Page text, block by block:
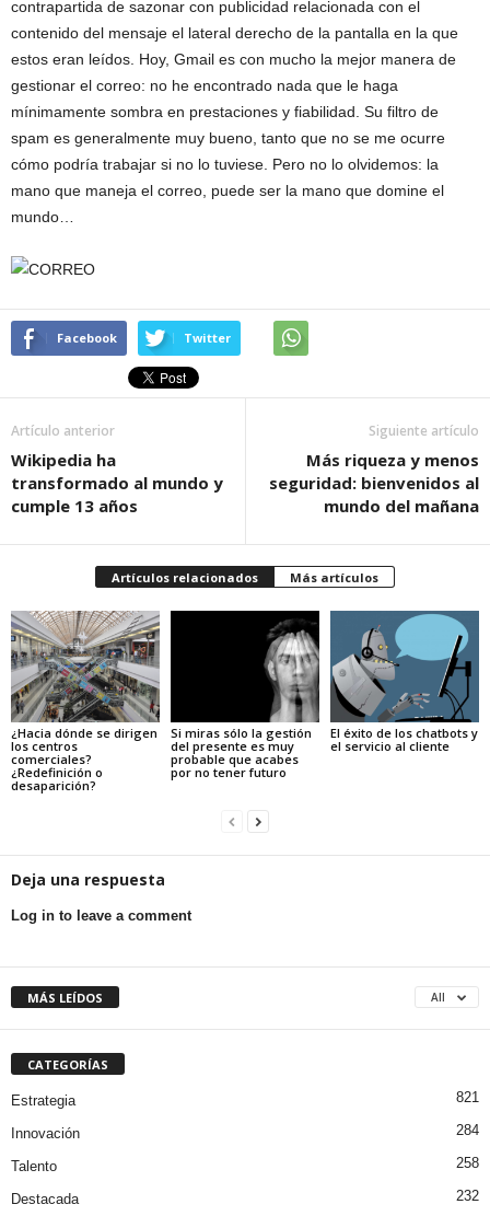
contrapartida de sazonar con publicidad relacionada con el
contenido del mensaje el lateral derecho de la pantalla en la que
estos eran leídos. Hoy, Gmail es con mucho la mejor manera de
gestionar el correo: no he encontrado nada que le haga
mínimamente sombra en prestaciones y fiabilidad. Su filtro de
spam es generalmente muy bueno, tanto que no se me ocurre
cómo podría trabajar si no lo tuviese. Pero no lo olvidemos: la
mano que maneja el correo, puede ser la mano que domine el
mundo…
Facebook Twitter
Artículo anterior
Wikipedia ha
transformado al mundo y
cumple 13 años
Siguiente artículo
Más riqueza y menos
seguridad: bienvenidos al
mundo del mañana
Artículos relacionados Más artículos
¿Hacia dónde se dirigen
los centros
comerciales?
¿Redefinición o
desaparición?
Si miras sólo la gestión
del presente es muy
probable que acabes
por no tener futuro
El éxito de los chatbots y
el servicio al cliente
Deja una respuesta
Log in to leave a comment
MÁS LEÍDOS All
CATEGORÍAS
Estrategia 821
Innovación 284
Talento 258
Destacada 232